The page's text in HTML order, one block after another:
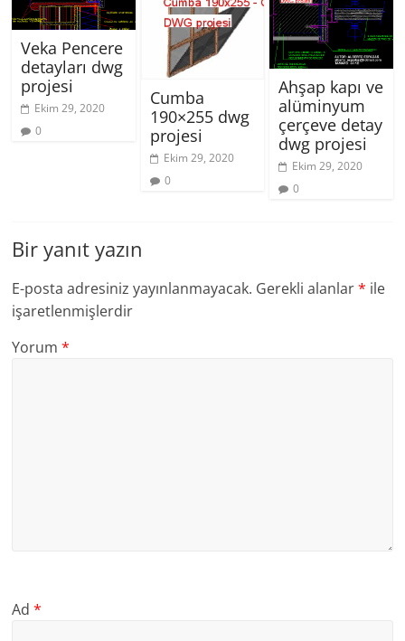
Veka Pencere
detayları dwg
projesi
Ekim 29, 2020
0
Cumba
190×255 dwg
projesi
Ekim 29, 2020
0
Ahşap kapı ve
alüminyum
çerçeve detay
dwg projesi
Ekim 29, 2020
0
Bir yanıt yazın
E-posta adresiniz yayınlanmayacak. Gerekli alanlar* ile
işaretlenmişlerdir
Yorum*
Ad*